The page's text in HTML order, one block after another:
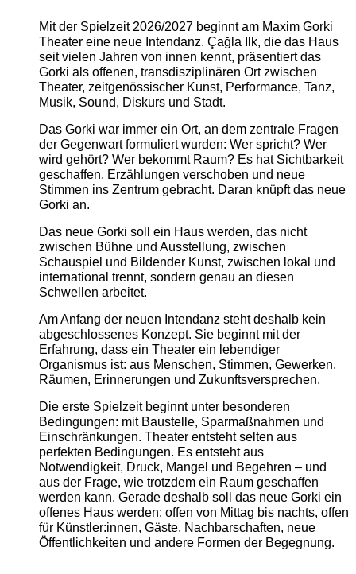
Mit der Spielzeit 2026/2027 beginnt am Maxim Gorki
Theater eine neue Intendanz. Çağla Ilk, die das Haus
seit vielen Jahren von innen kennt, präsentiert das
Gorki als offenen, transdisziplinären Ort zwischen
Theater, zeitgenössischer Kunst, Performance, Tanz,
Musik, Sound, Diskurs und Stadt.
Das Gorki war immer ein Ort, an dem zentrale Fragen
der Gegenwart formuliert wurden: Wer spricht? Wer
wird gehört? Wer bekommt Raum? Es hat Sichtbarkeit
geschaffen, Erzählungen verschoben und neue
Stimmen ins Zentrum gebracht. Daran knüpft das neue
Gorki an.
Das neue Gorki soll ein Haus werden, das nicht
zwischen Bühne und Ausstellung, zwischen
Schauspiel und Bildender Kunst, zwischen lokal und
international trennt, sondern genau an diesen
Schwellen arbeitet.
Am Anfang der neuen Intendanz steht deshalb kein
abgeschlossenes Konzept. Sie beginnt mit der
Erfahrung, dass ein Theater ein lebendiger
Organismus ist: aus Menschen, Stimmen, Gewerken,
Räumen, Erinnerungen und Zukunftsversprechen.
Die erste Spielzeit beginnt unter besonderen
Bedingungen: mit Baustelle, Sparmaßnahmen und
Einschränkungen. Theater entsteht selten aus
perfekten Bedingungen. Es entsteht aus
Notwendigkeit, Druck, Mangel und Begehren – und
aus der Frage, wie trotzdem ein Raum geschaffen
werden kann. Gerade deshalb soll das neue Gorki ein
offenes Haus werden: offen von Mittag bis nachts, offen
für Künstler:innen, Gäste, Nachbarschaften, neue
Öffentlichkeiten und andere Formen der Begegnung.